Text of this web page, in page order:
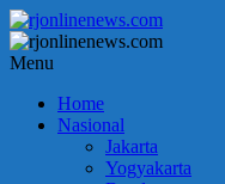
Lompat
ke
konten
rjonlinenews.com
Faktual
Berimbang
Terpercaya
Menu
Home
Nasional
Jakarta
Yogyakarta